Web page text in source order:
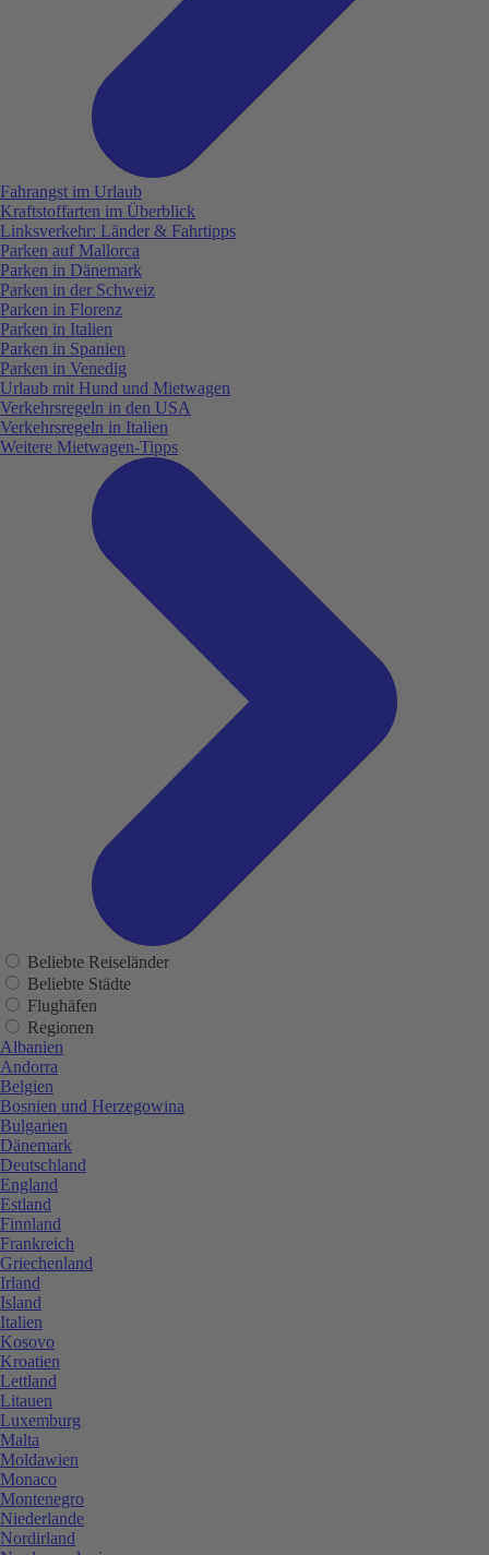
Fahrangst im Urlaub
Kraftstoffarten im Überblick
Linksverkehr: Länder & Fahrtipps
Parken auf Mallorca
Parken in Dänemark
Parken in der Schweiz
Parken in Florenz
Parken in Italien
Parken in Spanien
Parken in Venedig
Urlaub mit Hund und Mietwagen
Verkehrsregeln in den USA
Verkehrsregeln in Italien
Weitere Mietwagen-Tipps
Beliebte Reiseländer
Beliebte Städte
Flughäfen
Regionen
Albanien
Andorra
Belgien
Bosnien und Herzegowina
Bulgarien
Dänemark
Deutschland
England
Estland
Finnland
Frankreich
Griechenland
Irland
Island
Italien
Kosovo
Kroatien
Lettland
Litauen
Luxemburg
Malta
Moldawien
Monaco
Montenegro
Niederlande
Nordirland